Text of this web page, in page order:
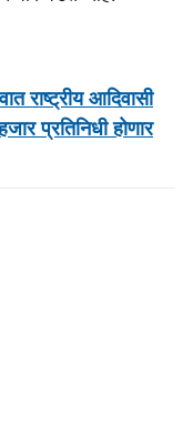
राष्ट्रीय आदिवासी
प्रतिनिधी होणार